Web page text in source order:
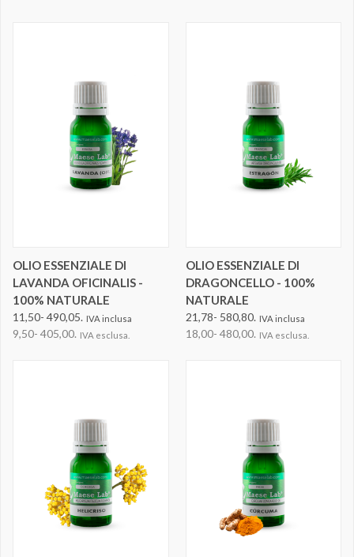
OLIO ESSENZIALE DI
LAVANDA OFICINALIS -
100% NATURALE
11,50- 490,05. IVA inclusa
9,50- 405,00. IVA esclusa.
OLIO ESSENZIALE DI
DRAGONCELLO - 100%
NATURALE
21,78- 580,80. IVA inclusa
18,00- 480,00. IVA esclusa.